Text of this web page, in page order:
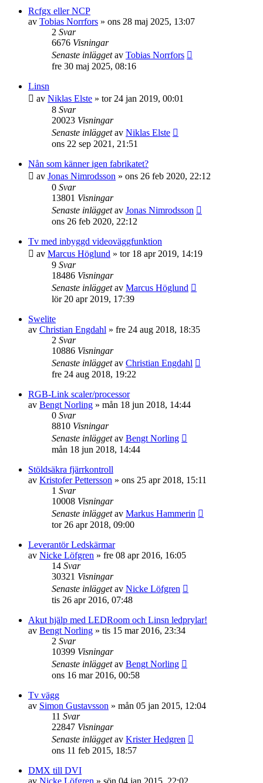
Rcfgx eller NCP
av Tobias Norrfors » ons 28 maj 2025, 13:07
2 Svar
6676 Visningar
Senaste inläggetav Tobias Norrfors
fre 30 maj 2025, 08:16
Linsn
av Niklas Elste » tor 24 jan 2019, 00:01
8 Svar
20023 Visningar
Senaste inläggetav Niklas Elste
ons 22 sep 2021, 21:51
Nån som känner igen fabrikatet?
av Jonas Nimrodsson » ons 26 feb 2020, 22:12
0 Svar
13801 Visningar
Senaste inläggetav Jonas Nimrodsson
ons 26 feb 2020, 22:12
Tv med inbyggd videoväggfunktion
av Marcus Höglund » tor 18 apr 2019, 14:19
9 Svar
18486 Visningar
Senaste inläggetav Marcus Höglund
lör 20 apr 2019, 17:39
Swelite
av Christian Engdahl » fre 24 aug 2018, 18:35
2 Svar
10886 Visningar
Senaste inläggetav Christian Engdahl
fre 24 aug 2018, 19:22
RGB-Link scaler/processor
av Bengt Norling » mån 18 jun 2018, 14:44
0 Svar
8810 Visningar
Senaste inläggetav Bengt Norling
mån 18 jun 2018, 14:44
Stöldsäkra fjärrkontroll
av Kristofer Pettersson » ons 25 apr 2018, 15:11
1 Svar
10008 Visningar
Senaste inläggetav Markus Hammerin
tor 26 apr 2018, 09:00
Leverantör Ledskärmar
av Nicke Löfgren » fre 08 apr 2016, 16:05
14 Svar
30321 Visningar
Senaste inläggetav Nicke Löfgren
tis 26 apr 2016, 07:48
Akut hjälp med LEDRoom och Linsn ledprylar!
av Bengt Norling » tis 15 mar 2016, 23:34
2 Svar
10399 Visningar
Senaste inläggetav Bengt Norling
ons 16 mar 2016, 00:58
Tv vägg
av Simon Gustavsson » mån 05 jan 2015, 12:04
11 Svar
22847 Visningar
Senaste inläggetav Krister Hedgren
ons 11 feb 2015, 18:57
DMX till DVI
av Nicke Löfgren » sön 04 jan 2015, 22:02